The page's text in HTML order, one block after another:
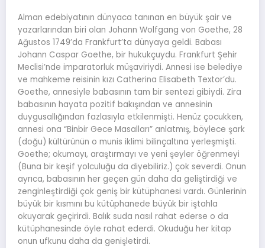
Alman edebiyatının dünyaca tanınan en büyük şair ve
yazarlarından biri olan Johann Wolfgang von Goethe, 28
Ağustos 1749’da Frankfurt’ta dünyaya geldi. Babası
Johann Caspar Goethe, bir hukukçuydu. Frankfurt Şehir
Meclisi’nde imparatorluk müşaviriydi. Annesi ise belediye
ve mahkeme reisinin kızı Catherina Elisabeth Textor’du.
Goethe, annesiyle babasının tam bir sentezi gibiydi. Zira
babasının hayata pozitif bakışından ve annesinin
duygusallığından fazlasıyla etkilenmişti. Henüz çocukken,
annesi ona “Binbir Gece Masalları” anlatmış, böylece şark
(doğu) kültürünün o munis iklimi bilinçaltına yerleşmişti.
Goethe; okumayı, araştırmayı ve yeni şeyler öğrenmeyi
(Buna bir keşif yolculuğu da diyebiliriz.) çok severdi. Onun
ayrıca, babasının her geçen gün daha da geliştirdiği ve
zenginleştirdiği çok geniş bir kütüphanesi vardı. Günlerinin
büyük bir kısmını bu kütüphanede büyük bir iştahla
okuyarak geçirirdi. Balık suda nasıl rahat ederse o da
kütüphanesinde öyle rahat ederdi. Okuduğu her kitap
onun ufkunu daha da genişletirdi.